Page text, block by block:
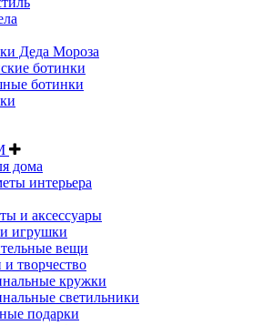
Деда Мороза
ботинки
ботинки
дома
интерьера
и аксессуары
игрушки
вещи
творчество
кружки
светильники
подарки